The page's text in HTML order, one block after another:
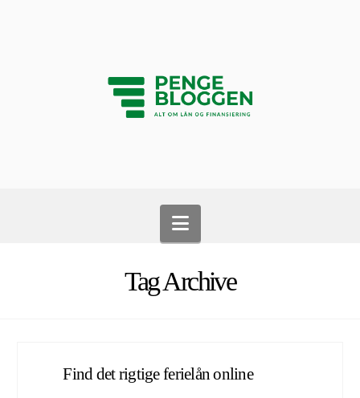
Navigation
Tag Archive
Find det rigtige ferielån online